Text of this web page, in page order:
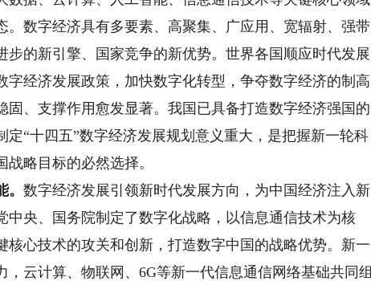
。数字经济具有多要素、高聚集、广应用、宽辐射、强带
的新引擎、国家竞争的新优势。世界各国顺应时代发展
经济发展政策，加快数字化转型，争夺数字经济的制高
固、支撑作用愈发显著。我国已具备打造数字经济强国的
“十四五”数字经济发展规划意义重大，是把握新一轮科
略目标的必然选择。
。数字经济发展引领新时代发展方向，为中国经济注入新
中央、国务院制定了数字化战略，以信息通信技术为核
心技术的攻关和创新，打造数字中国的战略优势。新一
云计算、物联网、6G等新一代信息通信网络基础共同组